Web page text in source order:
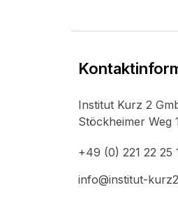
Institut Kurz 2
Stöckheimer Weg
+49 (0) 221 22 25
info@institut-